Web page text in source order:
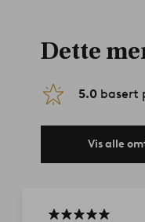
Dette
5.0 basert
Vis alle